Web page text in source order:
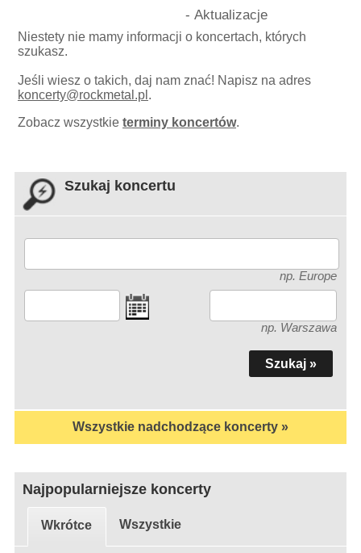
- Aktualizacje
Niestety nie mamy informacji o koncertach, których
szukasz.
Jeśli wiesz o takich, daj nam znać! Napisz na adres
koncerty@rockmetal.pl .
Zobacz wszystkieterminy koncertów.
Szukaj koncertu
np. Europe
np. Warszawa
Wszystkie nadchodzące koncerty »
Najpopularniejsze koncerty
Wkrótce Wszystkie